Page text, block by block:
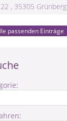
, 35305 Grünberg
passenden Einträge